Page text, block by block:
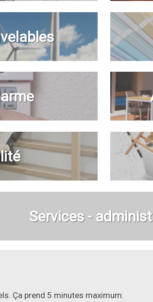
Services -
Ça prend 5 minutes maximum.